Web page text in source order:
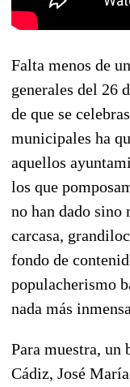
Falta menos de
generales del 26
de que se
municipales ha
aquellos
los que
no han dado sino
carcasa,
fondo de
populacherismo
nada más
Para muestra, un
Cádiz, José